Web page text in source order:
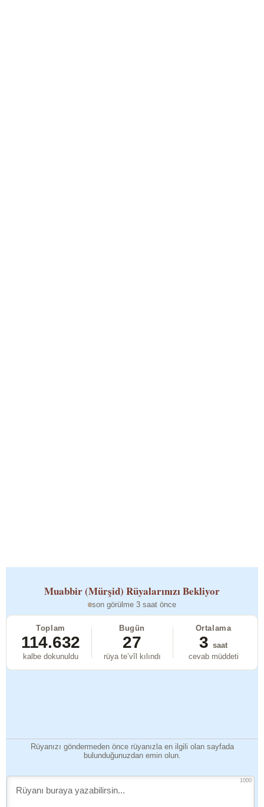
Muabbir (Mürşid) Rüyalarınızı Bekliyor
son görülme 3 saat önce
Toplam
114.632
kalbe dokunuldu
Bugün
27
rüya te’vîl kılındı
Ortalama
3 saat
cevab müddeti
Rüyanızı göndermeden önce rüyanızla en ilgili olan sayfada
bulunduğunuzdan emin olun.
1000